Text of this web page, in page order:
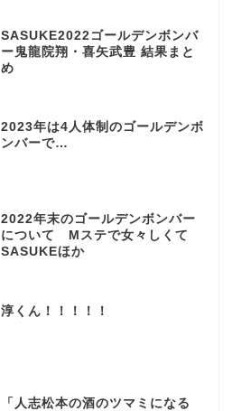
SASUKE2022ゴールデンボンバ
ー鬼龍院翔・喜矢武豊 結果まと
め
2023年は4人体制のゴールデンボ
ンバーで…
2022年末のゴールデンボンバー
について Mステで女々しくて
SASUKEほか
淳くん！！！！！
「人志松本の酒のツマミになる